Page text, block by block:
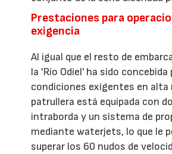
Prestaciones para
exigencia
Al igual que el resto de
la 'Río Odiel' ha sido concebida
condiciones exigentes en alta
patrullera está equipada con
intraborda y un sistema de
mediante waterjets, lo que le
superar los 60 nudos de